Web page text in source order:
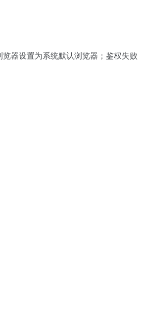
器设置为系统默认浏览器；鉴权失败